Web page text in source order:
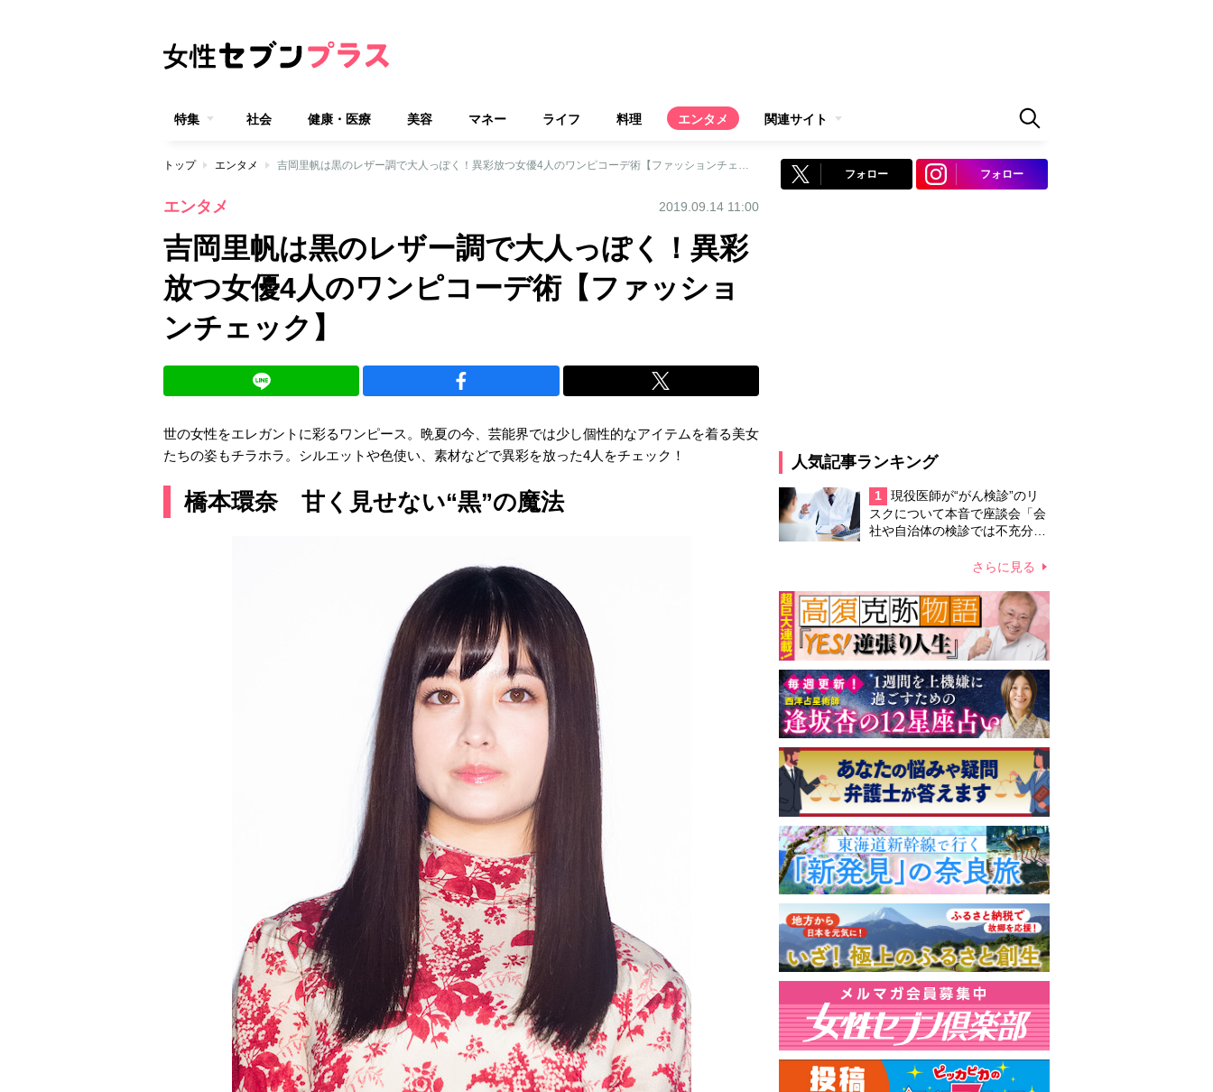
特集 社会 健康・医療 美容 マネー ライフ 料理 エンタメ 関連サイト
トップ エンタメ 吉岡里帆は黒のレザー調で大人っぽく！異彩放つ女優4人のワンピコーデ術【ファッションチェック】
エンタメ 2019.09.14 11:00
吉岡里帆は黒のレザー調で大人っぽく！異彩
放つ女優4人のワンピコーデ術【ファッショ
ンチェック】
世の女性をエレガントに彩るワンピース。晩夏の今、芸能界では少し個性的なアイテムを着る美女
たちの姿もチラホラ。シルエットや色使い、素材などで異彩を放った4人をチェック！
橋本環奈 甘く見せない“黒”の魔法
フォロー フォロー
人気記事ランキング
1
現役医師が“がん検診”のリ
スクについて本音で座談会「会
社や自治体の検診では不充分」
「一般的な健康を意識した生
さらに見る